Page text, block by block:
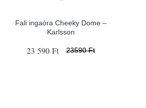
Fali ingaóra Cheeky Dome –
Karlsson
23 590 Ft 23590 Ft